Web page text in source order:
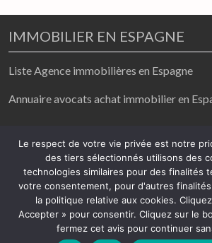
IMMOBILIER EN ESPAGNE
Liste Agence immobilières en Espagne
Annuaire avocats achat immobilier en
2026
Mentions légales-Politique de
Le respect de votre vie privée est notre
des tiers sélectionnés utilisons des
technologies similaires pour des finalités
votre consentement, pour d'autres
la politique relative aux cookies.
Accepter » pour consentir. Cliquez sur le
fermez cet avis pour continuer